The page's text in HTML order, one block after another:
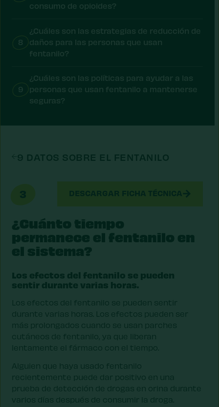
consumo de opioides?
8
¿Cuáles son las estrategias de reducción de
daños para las personas que usan
fentanilo?
9
¿Cuáles son las políticas para ayudar a las
personas que usan fentanilo a mantenerse
seguras?
9 DATOS SOBRE EL FENTANILO
¿Cuánto tiempo
permanece el fentanilo en
el sistema?
Los efectos del fentanilo se pueden
sentir durante varias horas.
Los efectos del fentanilo se pueden sentir
durante varias horas. Los efectos pueden ser
más prolongados cuando se usan parches
cutáneos de fentanilo, ya que liberan
lentamente el fármaco con el tiempo.
Alguien que haya usado fentanilo
recientemente puede dar positivo en una
prueba de detección de drogas en orina durante
varios días después de consumir la droga.